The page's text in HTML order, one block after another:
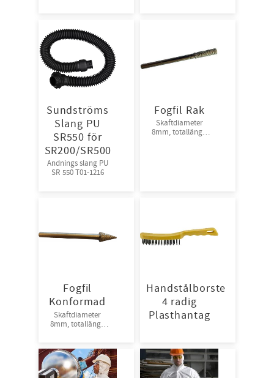
Sundströms
Slang PU
SR550 för
SR200/SR500
Andnings slang PU
SR 550 T01-1216
Fogfil Rak
Skaftdiameter
8mm, totallängd
Fogfil
Konformad
Skaftdiameter
8mm, totallängd
Handstålborste
4 radig
Plasthantag